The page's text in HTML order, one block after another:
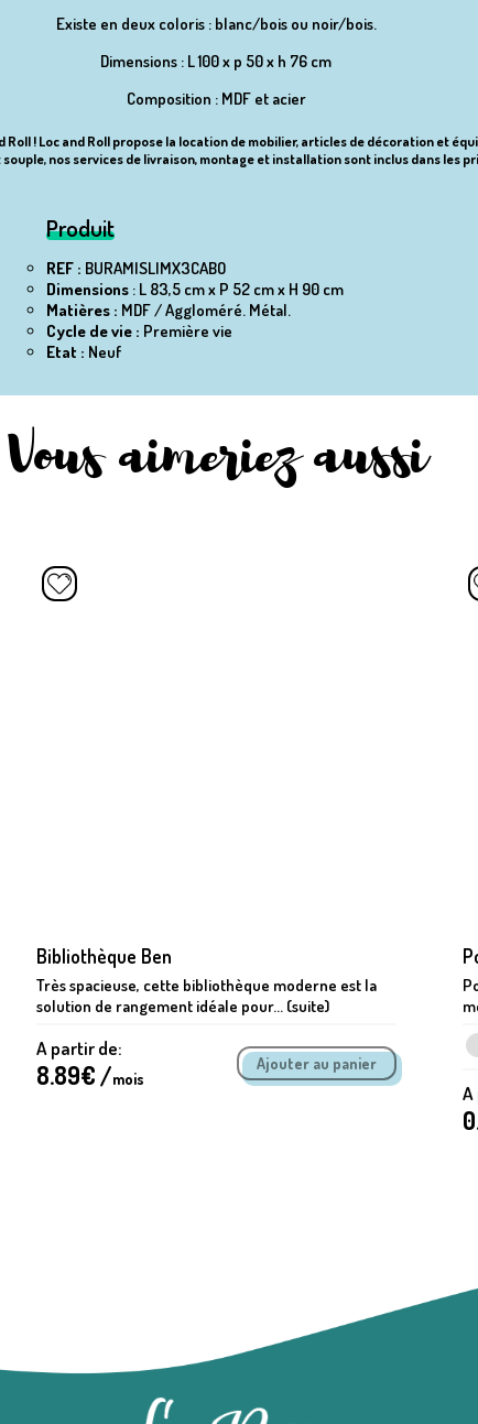
Existe en deux coloris : blanc/bois ou noir/bois.
Dimensions : L 100 x p 50 x h 76 cm
Composition : MDF et acier
Roll ! Loc and Roll propose la location de mobilier, articles de décoration et
souple, nos services de livraison, montage et installation sont inclus dans les
Produit
REF : BURAMISLIMX3CABO
Dimensions: L 83,5 cm x P 52 cm x H 90 cm
Matières : MDF / Aggloméré. Métal.
Cycle de vie : Première vie
Etat : Neuf
Vous aimeriez aussi
Bibliothèque Ben
Très spacieuse, cette bibliothèque moderne est la
solution de rangement idéale pour... (suite)
A partir de:
8.89€ /mois
A